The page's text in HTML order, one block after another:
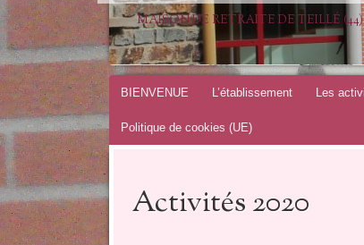
MAISON DE RETRAITE DE TEILLÉ (44)
Aller
contenu
BIENVENUE L’établissement Les
Politique de cookies (UE)
Activités 2020